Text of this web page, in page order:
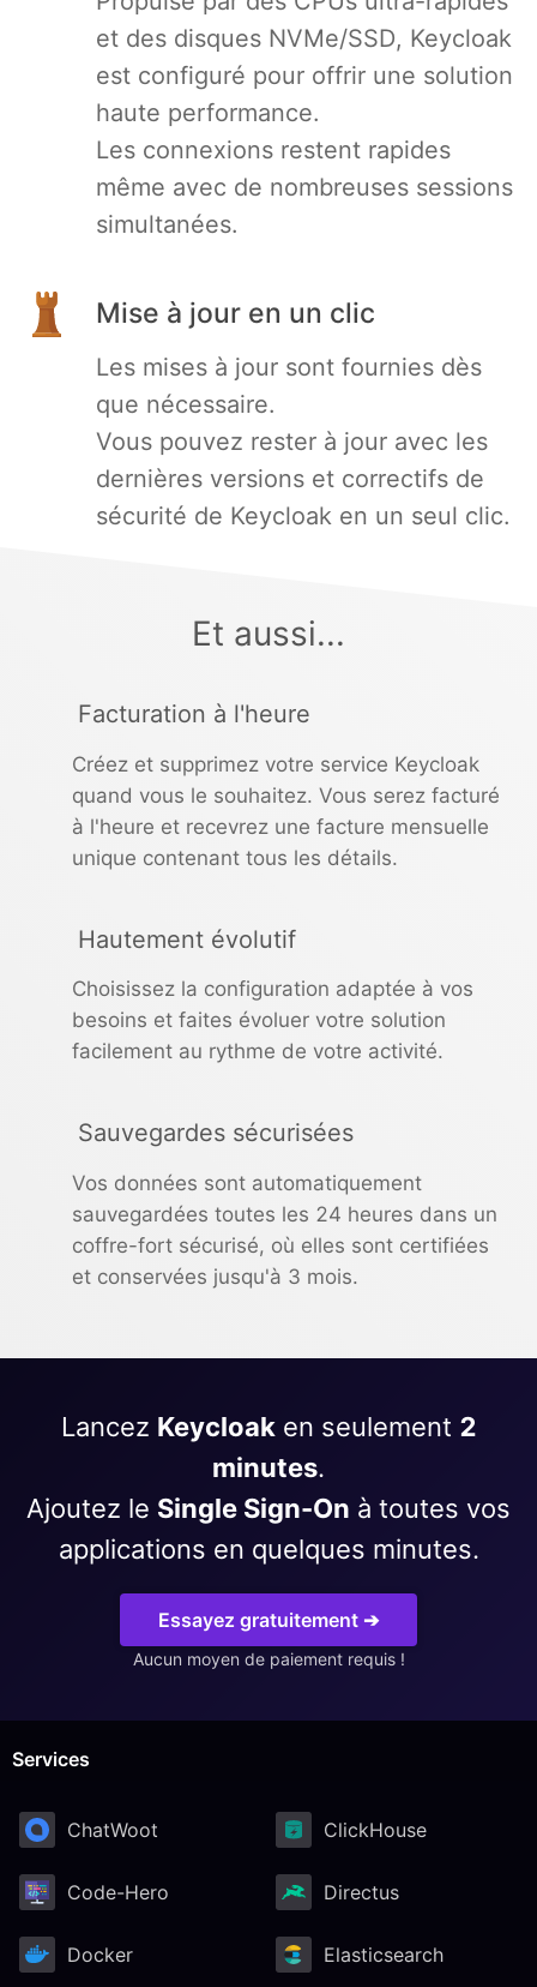
et des disques NVMe/SSD, Keycloak
est configuré pour offrir une solution
haute performance.
Les connexions restent rapides
même avec de nombreuses sessions
simultanées.
Mise à jour en un clic
Les mises à jour sont fournies dès
que nécessaire.
Vous pouvez rester à jour avec les
dernières versions et correctifs de
sécurité de Keycloak en un seul clic.
Et aussi...
Facturation à l'heure
Créez et supprimez votre service Keycloak
quand vous le souhaitez. Vous serez facturé
à l'heure et recevrez une facture mensuelle
unique contenant tous les détails.
Hautement évolutif
Choisissez la configuration adaptée à vos
besoins et faites évoluer votre solution
facilement au rythme de votre activité.
Sauvegardes sécurisées
Vos données sont automatiquement
sauvegardées toutes les 24 heures dans un
coffre-fort sécurisé, où elles sont certifiées
et conservées jusqu'à 3 mois.
Lancez Keycloaken seulement 2
minutes.
Ajoutez le Single Sign-On à toutes vos
applications en quelques minutes.
Essayez gratuitement ➔
Aucun moyen de paiement requis !
Services
ChatWoot ClickHouse
Code-Hero Directus
Docker Elasticsearch